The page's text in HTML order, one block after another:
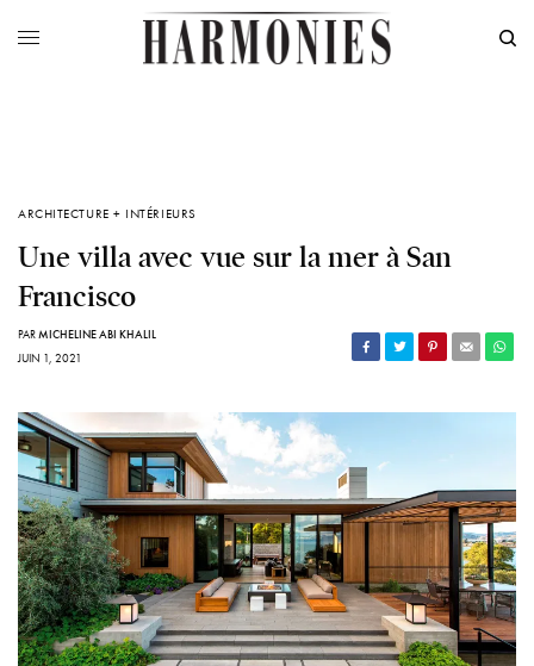
ARCHITECTURE + INTÉRIEURS
Une villa avec vue sur la mer à San
Francisco
PARMICHELINE ABI KHALIL
JUIN 1, 2021